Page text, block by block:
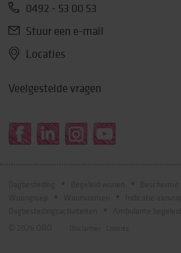
0492 - 53 00 53
Stuur een e-mail
Locaties
Veelgestelde vragen